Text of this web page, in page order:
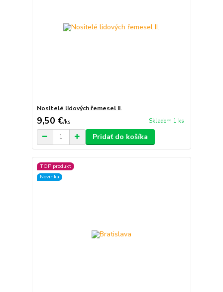
Nositelé lidových řemesel II.
9,50 €/ks Skladom 1 ks
Pridať do košíka
TOP produkt
Novinka